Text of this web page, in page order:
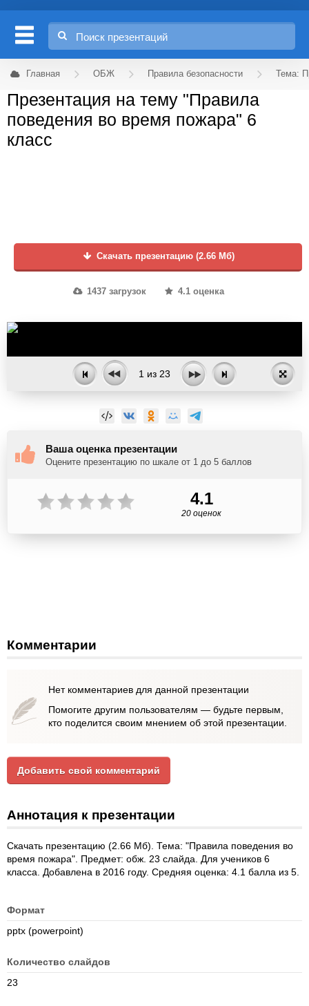
Главная ОБЖ Правила безопасности Тема:
Презентация на тему "Правила
поведения во время пожара" 6
класс
Скачать презентацию (2.66 Мб)
1437 загрузок 4.1 оценка
1 из 23
Ваша оценка презентации
Оцените презентацию по шкале от 1 до 5 баллов
4.1
20 оценок
Комментарии
Нет комментариев для данной презентации
Помогите другим пользователям — будьте первым,
кто поделится своим мнением об этой презентации.
Добавить свой комментарий
Аннотация к презентации
Скачать презентацию (2.66 Мб). Тема: "Правила поведения во
время пожара". Предмет: обж. 23 слайда. Для учеников 6
класса. Добавлена в 2016 году. Средняя оценка: 4.1 балла из 5.
Формат
pptx (powerpoint)
Количество слайдов
23